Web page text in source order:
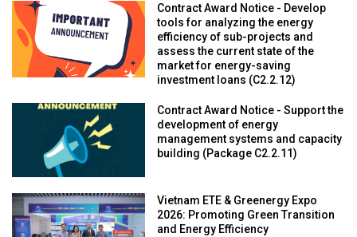
Contract Award Notice - Develop
tools for analyzing the energy
efficiency of sub-projects and
assess the current state of the
market for energy-saving
investment loans (C2.2.12)
Contract Award Notice - Support the
development of energy
management systems and capacity
building (Package C2.2.11)
Vietnam ETE & Greenergy Expo
2026: Promoting Green Transition
and Energy Efficiency